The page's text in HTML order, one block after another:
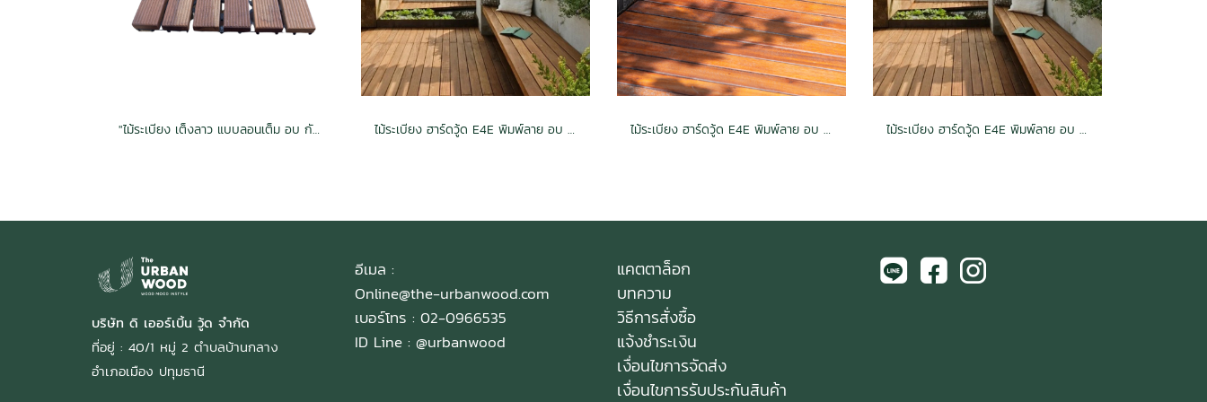
"ไม้ระเบียง เต็งลาว แบบลอนเต็ม อบ กันปลวก H3.2 25x300x300mm." ไม้ระเบียง ฮาร์ดวู้ด E4E พิมพ์ลาย อบ กันปลวก H3.2 สีวอลนัท 1.5x6x2.0(28mm.x130mm.) ไม้ระเบียง ฮาร์ดวู้ด E4E พิมพ์ลาย อบ กันปลวก H3.2 สีไม้แดง 1x4x2.0 (18mm.x85mm.) ไม้ระเบียง ฮาร์ดวู้ด E4E พิมพ์ลาย อบ กันปลวก H3.2 สีวอลนัท 1.5x6x2.5 (28mm.x130mm.)
บริษัท ดิ เออร์เบิ้น วู้ด จำกัด
ที่อยู่ : 40/1 หมู่ 2 ตำบลบ้านกลาง
อำเภอเมือง ปทุมธานี
อีเมล :
Online@the-urbanwood.com
เบอร์โทร : 02-0966535
ID Line : @urbanwood
แคตตาล็อก
บทความ
วิธีการสั่งซื้อ
แจ้งชำระเงิน
เงื่อนไขการจัดส่ง
เงื่อนไขการรับประกันสินค้า